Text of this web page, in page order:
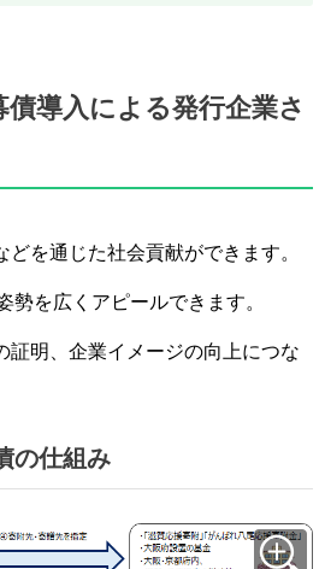
導入による発行企業さ
を通じた社会貢献ができます。
勢を広くアピールできます。
証明、企業イメージの向上につな
の仕組み